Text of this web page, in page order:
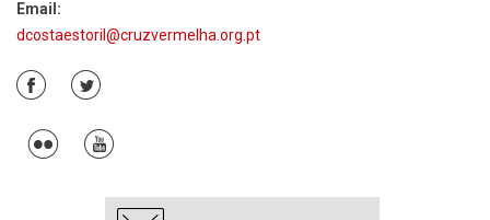
Email:
dcostaestoril@cruzvermelha.org.pt